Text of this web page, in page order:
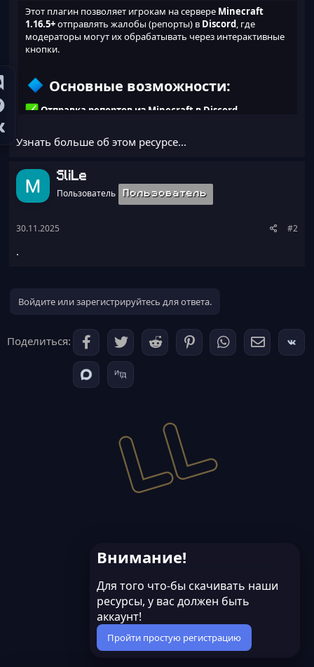
Этот плагин позволяет игрокам на сервере Minecraft
1.16.5+отправлять жалобы (репорты) в Discord , где
модераторы могут их обрабатывать через интерактивные
кнопки.
Основные возможности:
Отправка репортов из Minecraft в Discord
индикацией статуса
Интерактивные кнопки для модераторов:
Принять(меняет статус на "В процессе")
Отклонить(помечает репорт как...
Узнать больше об этом ресурсе...
SliLe
Пользователь Пользователь
30.11.2025 #2
.
Войдите или зарегистрируйтесь для ответа.
Поделиться:
Внимание!
Для того что-бы скачивать наши
ресурсы, у вас должен быть
аккаунт!
Пройти простую регистрацию